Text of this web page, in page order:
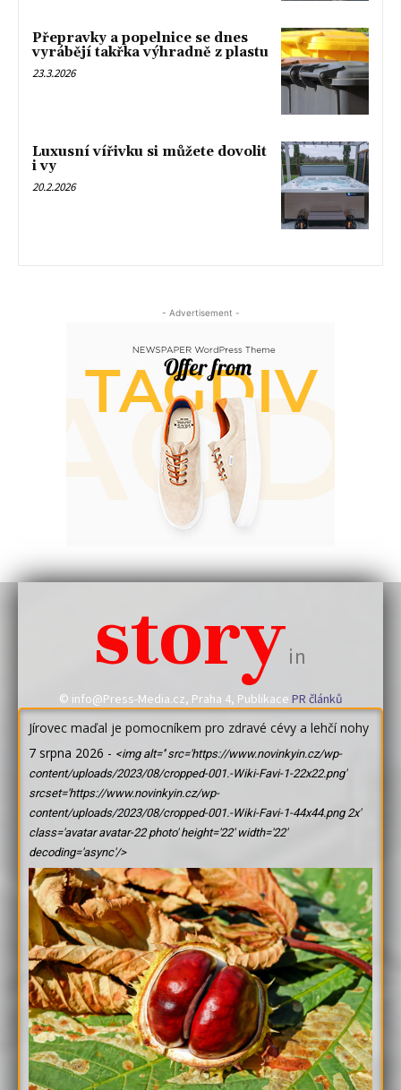
Přepravky a popelnice se dnes
vyrábějí takřka výhradně z plastu
23.3.2026
Luxusní vířivku si můžete dovolit
i vy
20.2.2026
- Advertisement -
storyin
© info@Press-Media.cz, Praha 4, Publikace PR článků
Jírovec maďal je pomocníkem pro zdravé cévy a lehčí nohy
7 srpna 2026 - <img alt='' src='https://www.novinkyin.cz/wp-
content/uploads/2023/08/cropped-001.-Wiki-Favi-1-22x22.png'
srcset='https://www.novinkyin.cz/wp-
content/uploads/2023/08/cropped-001.-Wiki-Favi-1-44x44.png 2x'
class='avatar avatar-22 photo' height='22' width='22'
decoding='async'/>